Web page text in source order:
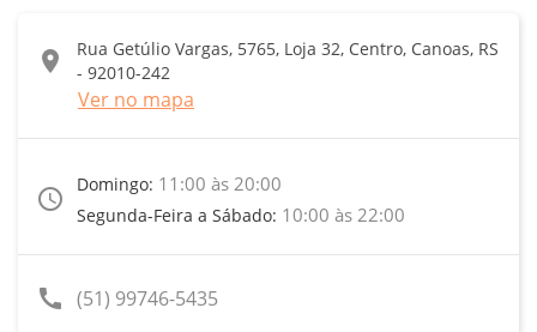
location_on
Rua Getúlio Vargas, 5765, Loja 32, Centro, Canoas, RS
- 92010-242
Ver no mapa
access_time
Domingo: 11:00 às 20:00
Segunda-Feira a Sábado: 10:00 às 22:00
call (51) 99746-5435